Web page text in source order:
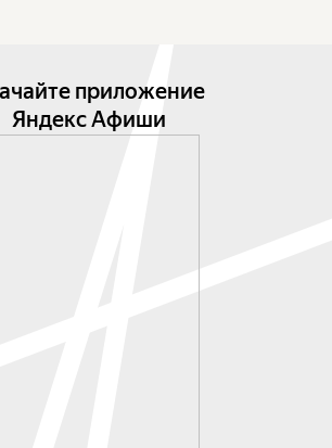
приложение
Яндекс Афиши